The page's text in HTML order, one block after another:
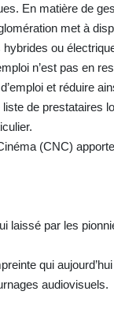
En matière de
met à
hybrides ou
n’est pas en
et réduire
liste de prestataires
(CNC)
laissé par les
qui
audiovisuels.